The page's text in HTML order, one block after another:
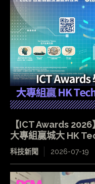
【ICT Awards
大專組贏城大 HK
科技新聞 2026-07-19